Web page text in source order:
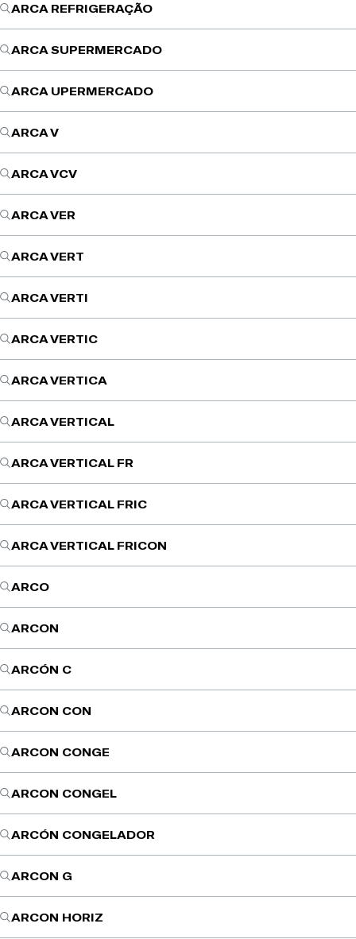
ARCA REFRIGERAÇÃO
ARCA SUPERMERCADO
ARCA UPERMERCADO
ARCA V
ARCA VCV
ARCA VER
ARCA VERT
ARCA VERTI
ARCA VERTIC
ARCA VERTICA
ARCA VERTICAL
ARCA VERTICAL FR
ARCA VERTICAL FRIC
ARCA VERTICAL FRICON
ARCO
ARCON
ARCÓN C
ARCON CON
ARCON CONGE
ARCON CONGEL
ARCÓN CONGELADOR
ARCON G
ARCON HORIZ